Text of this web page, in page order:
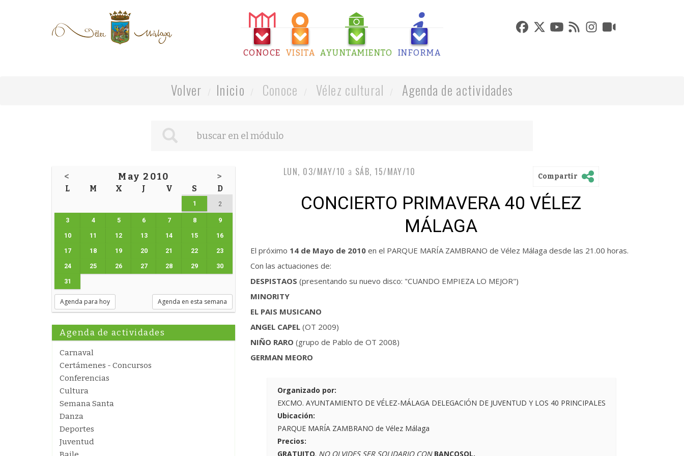
CONOCE VISITA AYUNTAMIENTO INFORMA
Volver Inicio Conoce Vélez cultural Agenda de actividades
< May 2010 >
L M X J V S D
1 2
3 4 5 6 7 8 9
10 11 12 13 14 15 16
17 18 19 20 21 22 23
24 25 26 27 28 29 30
31
Agenda para hoy Agenda en esta semana
Agenda de actividades
Carnaval
Certámenes - Concursos
Conferencias
Cultura
Semana Santa
Danza
Deportes
Juventud
LUN, 03/MAY/10 a SÁB, 15/MAY/10 Compartir
CONCIERTO PRIMAVERA 40 VÉLEZ
MÁLAGA
El próximo 14 de Mayo de 2010 en el PARQUE MARÍA ZAMBRANO de Vélez Málaga desde las 21.00 horas.
Con las actuaciones de:
DESPISTAOS (presentando su nuevo disco: "CUANDO EMPIEZA LO MEJOR")
MINORITY
EL PAIS MUSICANO
ANGEL CAPEL (OT 2009)
NIÑO RARO (grupo de Pablo de OT 2008)
GERMAN MEORO
Organizado por:
EXCMO. AYUNTAMIENTO DE VÉLEZ-MÁLAGA DELEGACIÓN DE JUVENTUD Y LOS 40 PRINCIPALES
Ubicación:
PARQUE MARÍA ZAMBRANO de Vélez Málaga
Precios:
GRATUITO. NO OLVIDES SER SOLIDARIO CON BANCOSOL.